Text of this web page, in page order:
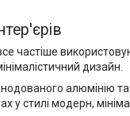
частіше
дизайн.
алюмінію
у стилі модерн,